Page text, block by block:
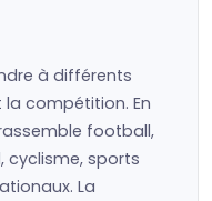
à différents
compétition. En
football,
cyclisme, sports
La